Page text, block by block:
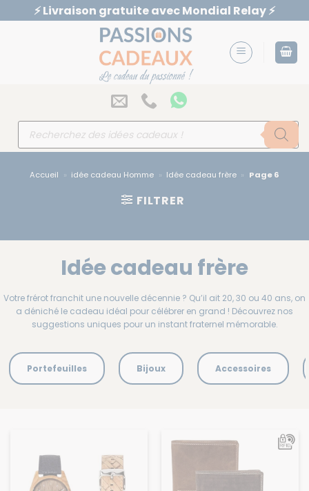
Passer
au
⚡️ Livraison gratuite avec Mondial Relay ⚡️
Recherche
Accueil » idée cadeau Homme » Idée cadeau frère » Page 6
FILTRER
Idée cadeau frère
Votre frérot franchit une nouvelle décennie ? Qu’il ait 20, 30 ou 40 ans, on
a déniché le cadeau idéal pour célébrer en grand ! Découvrez nos
suggestions uniques pour un instant fraternel mémorable.
Portefeuilles Bijoux Accessoires